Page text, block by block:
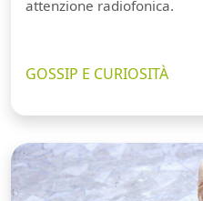
attenzione radiofonica.
GOSSIP E CURIOSITÀ